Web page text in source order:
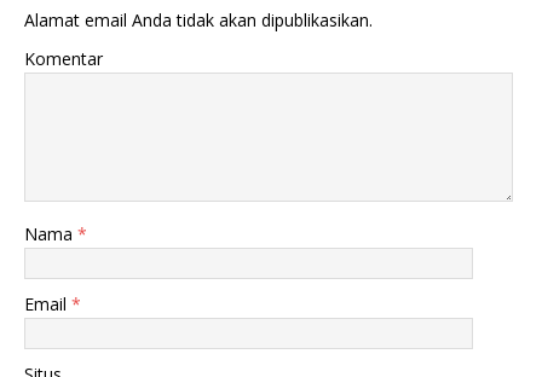
Alamat email Anda tidak akan dipublikasikan.
Komentar
Nama *
Email *